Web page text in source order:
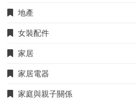
地產
女裝配件
家居
家居電器
家庭與親子關係